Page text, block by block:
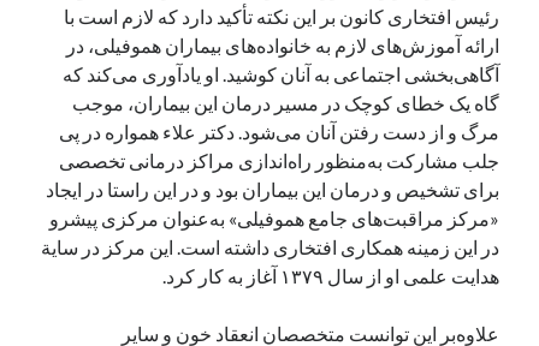
رئیس افتخاری کانون بر این نکته تأکید دارد که لازم است با
ارائه آموزش‌های لازم به خانواده‌های بیماران هموفیلی، در
آگاهی‌بخشی اجتماعی به آنان کوشید. او یادآوری می‌کند که
گاه یک خطای کوچک در مسیر درمان این بیماران، موجب
مرگ و از دست رفتن آنان می‌شود. دکتر علاء همواره در پی
جلب مشارکت به‌منظور راه‌اندازی مراکز درمانی تخصصی
برای تشخیص و درمان این بیماران بود و در این راستا در ایجاد
«مرکز مراقبت‌های جامع هموفیلی» به‌عنوان مرکزی پیشرو
در این زمینه همکاری افتخاری داشته است. این مرکز در سایة
هدایت علمی او از سال ۱۳۷۹ آغاز به کار کرد.
علاوه‌بر این توانست متخصصان انعقاد خون و سایر